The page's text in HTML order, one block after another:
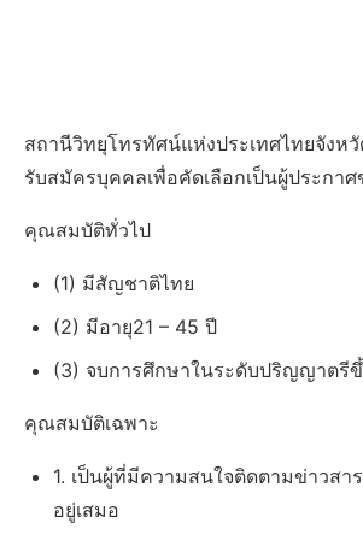
สถานีวิทยุโทรทัศน์แห่งประเทศไทยจังห
รับสมัครบุคคลเพื่อคัดเลือกเป็นผู้ประกา
คุณสมบัติทั่วไป
(1) มีสัญชาติไทย
(2) มีอายุ21 – 45 ปี
(3) จบการศึกษาในระดับปริญญาตรี
คุณสมบัติเฉพาะ
1. เป็นผู้ที่มีความสนใจติดตามข่าวส
อยู่เสมอ